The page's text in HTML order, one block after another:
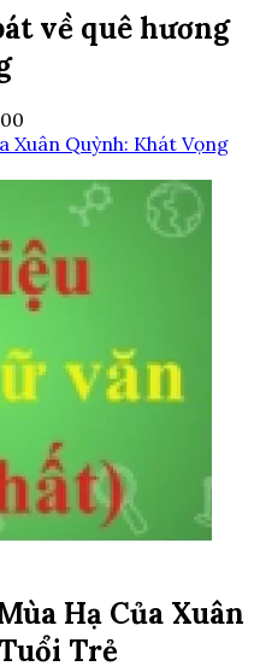
về quê hương
Xuân Quỳnh: Khát Vọng
Hạ Của Xuân
Trẻ